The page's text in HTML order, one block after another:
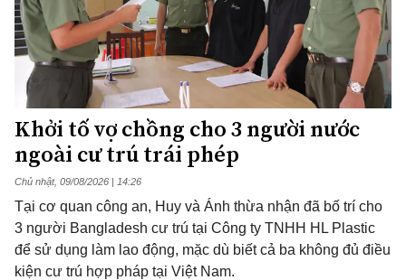
Khởi tố vợ chồng cho 3 người nước
ngoài cư trú trái phép
Chủ nhật, 09/08/2026 | 14:26
Tại cơ quan công an, Huy và Ánh thừa nhận đã bố trí cho
3 người Bangladesh cư trú tại Công ty TNHH HL Plastic
để sử dụng làm lao động, mặc dù biết cả ba không đủ điều
kiện cư trú hợp pháp tại Việt Nam.